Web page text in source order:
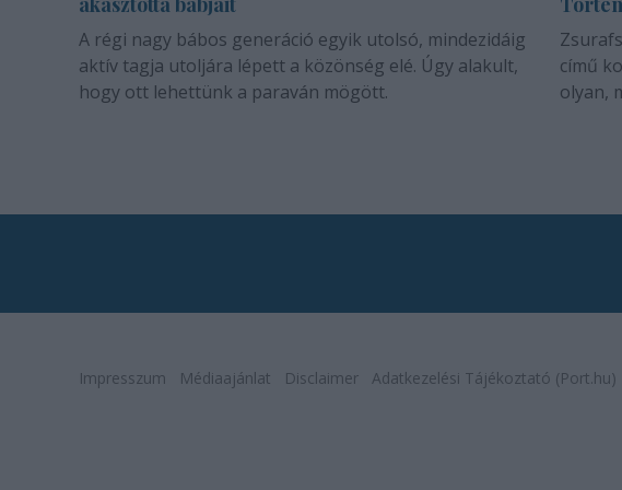
A régi nagy bábos generáció egyik utolsó, mindezidáig
aktív tagja utoljára lépett a közönség elé. Úgy alakult,
hogy ott lehettünk a paraván mögött.
című
olyan,
Impresszum Médiaajánlat Disclaimer Adatkezelési Tájékoztató (Port.hu)